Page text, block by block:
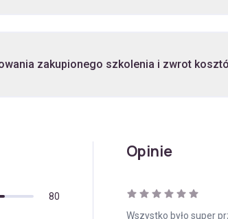
zakupionego szkolenia i zwrot
80
Opinie
Wszystko było super